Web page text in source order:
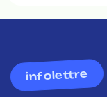
infolettre